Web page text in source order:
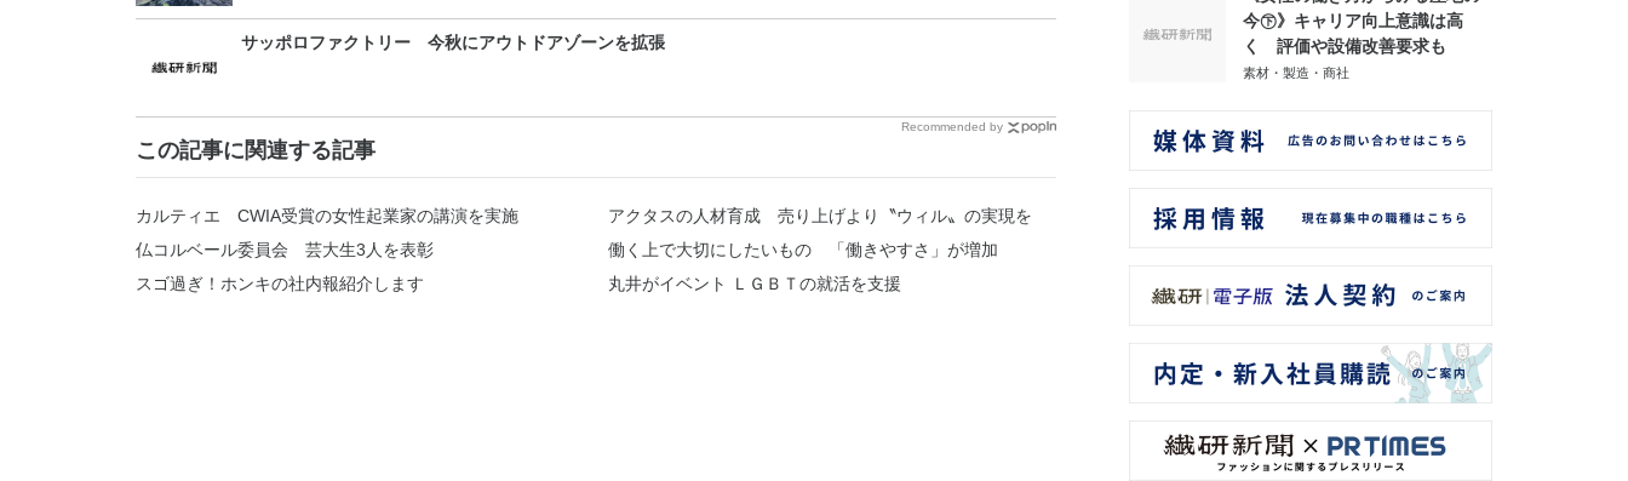
サッポロファクトリー 今秋にアウトドアゾーンを拡張
Recommended by
この記事に関連する記事
カルティエ CWIA受賞の女性起業家の講演を実施
アクタスの人材育成 売り上げより〝ウィル〟の実現を
仏コルベール委員会 芸大生3人を表彰
働く上で大切にしたいもの 「働きやすさ」が増加
スゴ過ぎ！ホンキの社内報紹介します
丸井がイベント ＬＧＢＴの就活を支援
今㊦》キャリア向上意識は高
く 評価や設備改善要求も
素材・製造・商社